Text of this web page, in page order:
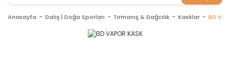
Anasayfa Dalış | Doğa Sporları Tırmanış & Dağcılık Kasklar BD